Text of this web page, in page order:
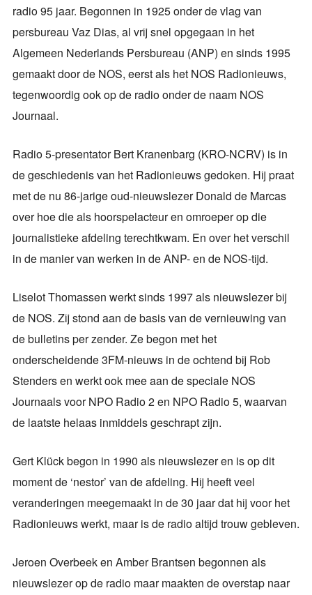
radio 95 jaar. Begonnen in 1925 onder de vlag van
persbureau Vaz Dias, al vrij snel opgegaan in het
Algemeen Nederlands Persbureau (ANP) en sinds 1995
gemaakt door de NOS, eerst als het NOS Radionieuws,
tegenwoordig ook op de radio onder de naam NOS
Journaal.
Radio 5-presentator Bert Kranenbarg (KRO-NCRV) is in
de geschiedenis van het Radionieuws gedoken. Hij praat
met de nu 86-jarige oud-nieuwslezer Donald de Marcas
over hoe die als hoorspelacteur en omroeper op die
journalistieke afdeling terechtkwam. En over het verschil
in de manier van werken in de ANP- en de NOS-tijd.
Liselot Thomassen werkt sinds 1997 als nieuwslezer bij
de NOS. Zij stond aan de basis van de vernieuwing van
de bulletins per zender. Ze begon met het
onderscheidende 3FM-nieuws in de ochtend bij Rob
Stenders en werkt ook mee aan de speciale NOS
Journaals voor NPO Radio 2 en NPO Radio 5, waarvan
de laatste helaas inmiddels geschrapt zijn.
Gert Klück begon in 1990 als nieuwslezer en is op dit
moment de ‘nestor’ van de afdeling. Hij heeft veel
veranderingen meegemaakt in de 30 jaar dat hij voor het
Radionieuws werkt, maar is de radio altijd trouw gebleven.
Jeroen Overbeek en Amber Brantsen begonnen als
nieuwslezer op de radio maar maakten de overstap naar